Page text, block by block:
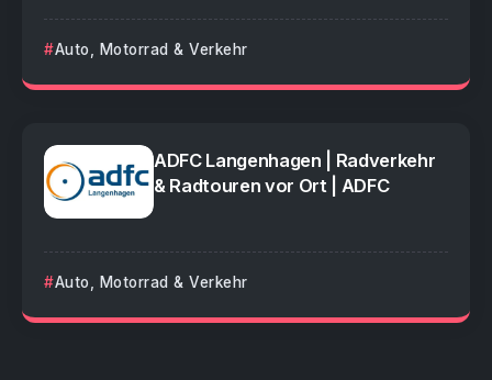
Auto, Motorrad & Verkehr
ADFC Langenhagen | Radverkehr
& Radtouren vor Ort | ADFC
Auto, Motorrad & Verkehr